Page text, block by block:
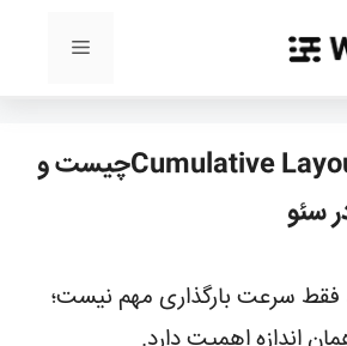
فهرست
Cumulative Layout Shift (CLS)چیست و
سئو
فقط سرعت بارگذاری مهم نیست؛